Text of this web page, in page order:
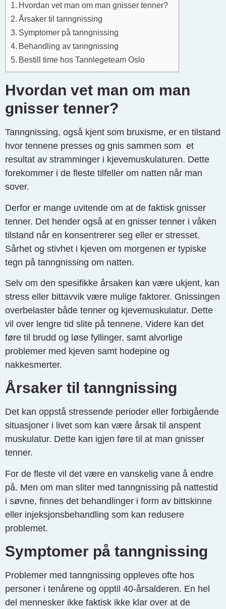
Hvordan vet man om man gnisser tenner?
Årsaker til tanngnissing
Symptomer på tanngnissing
Behandling av tanngnissing
Bestill time hos Tannlegeteam Oslo
Hvordan vet man om man
gnisser tenner?
Tanngnissing, også kjent som bruxisme, er en tilstand
hvor tennene presses og gnis sammen som et
resultat av stramminger i kjevemuskulaturen. Dette
forekommer i de fleste tilfeller om natten når man
sover.
Derfor er mange uvitende om at de faktisk gnisser
tenner. Det hender også at en gnisser tenner i våken
tilstand når en konsentrerer seg eller er stresset.
Sårhet og stivhet i kjeven om morgenen er typiske
tegn på tanngnissing om natten.
Selv om den spesifikke årsaken kan være ukjent, kan
stress eller bittavvik være mulige faktorer. Gnissingen
overbelaster både tenner og kjevemuskulatur. Dette
vil over lengre tid slite på tennene. Videre kan det
føre til brudd og løse fyllinger, samt alvorlige
problemer med kjeven samt hodepine og
nakkesmerter.
Årsaker til tanngnissing
Det kan oppstå stressende perioder eller forbigående
situasjoner i livet som kan være årsak til anspent
muskulatur. Dette kan igjen føre til at man gnisser
tenner.
For de fleste vil det være en vanskelig vane å endre
på. Men om man sliter med tanngnissing på nattestid
i søvne, finnes det behandlinger i form av bittskinne
eller injeksjonsbehandling som kan redusere
problemet.
Symptomer på tanngnissing
Problemer med tanngnissing oppleves ofte hos
personer i tenårene og opptil 40-årsalderen. En hel
del mennesker ikke faktisk ikke klar over at de